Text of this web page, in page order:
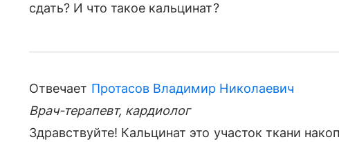
сдать? И что такое кальцинат?
Отвечает Протасов Владимир Николаевич
Врач-терапевт, кардиолог
Здравствуйте! Кальцинат это участок ткани